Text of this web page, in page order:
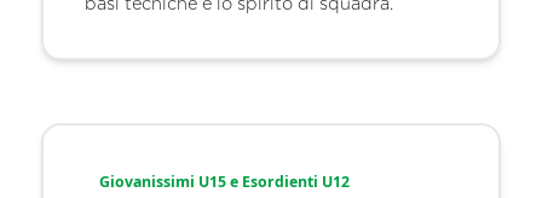
Giovanissimi U15 e Esordienti U12